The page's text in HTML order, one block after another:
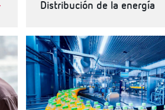
Distribución de la energía
Compañías eléctricas